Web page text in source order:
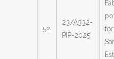
52
23/A332-
PIP-2025